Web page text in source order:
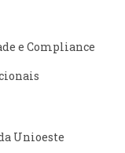
e Compliance
Unioeste